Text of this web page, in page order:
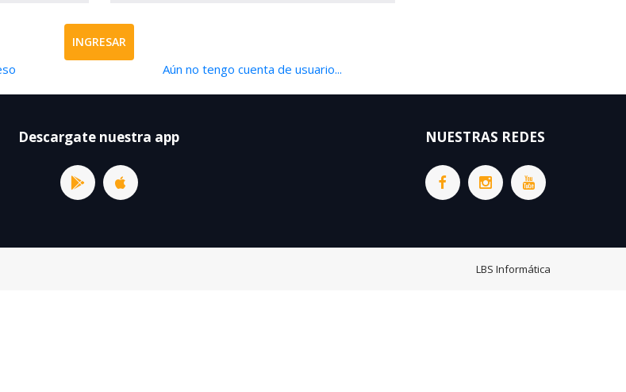
INGRESAR
Aún no tengo cuenta de usuario...
Descargate nuestra app NUESTRAS REDES
LBS Informática